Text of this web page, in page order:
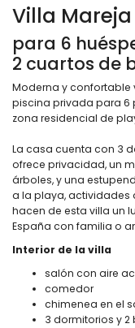
Villa
para 6
2 cuartos de
Moderna y confortable
piscina privada para 6
zona residencial de
La casa cuenta con 3
ofrece privacidad, un
árboles, y una
a la playa, actividades
hacen de esta villa un
España con familia o
Interior de la villa
salón con aire
comedor
chimenea en el
3 dormitorios y 2